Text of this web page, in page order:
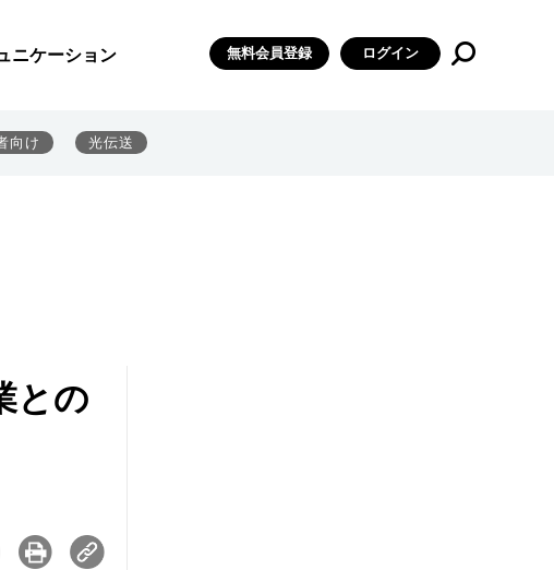
ニケーション 無料会員登録 ログイン
向け 光伝送
との